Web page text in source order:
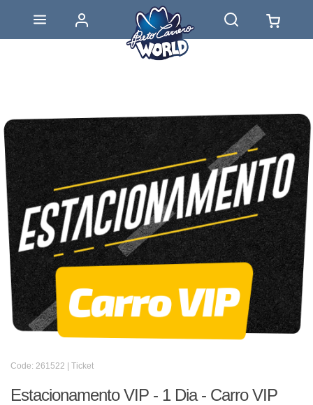
Code: 261522 | Ticket
Estacionamento VIP - 1 Dia - Carro VIP